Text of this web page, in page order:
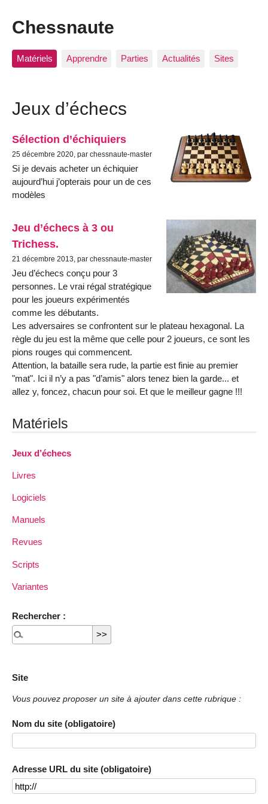
Chessnaute
Matériels Apprendre Parties Actualités Sites
Jeux d’échecs
Sélection d’échiquiers
25 décembre 2020, par chessnaute-master
Si je devais acheter un échiquier
aujourd’hui j’opterais pour un de ces
modèles
Jeu d’échecs à 3 ou
Trichess.
21 décembre 2013, par chessnaute-master
Jeu d’échecs conçu pour 3
personnes. Le vrai régal stratégique
pour les joueurs expérimentés
comme les débutants.
Les adversaires se confrontent sur le plateau hexagonal. La
règle du jeu est la même que celle pour 2 joueurs, ce sont les
pions rouges qui commencent.
Attention, la bataille sera rude, la partie est finie au premier
"mat". Ici il n’y a pas "d’amis" alors tenez bien la garde... et
allez y, foncez, chacun pour soi. Et que le meilleur gagne !!!
Matériels
Jeux d’échecs
Livres
Logiciels
Manuels
Revues
Scripts
Variantes
Rechercher :
Site
Vous pouvez proposer un site à ajouter dans cette rubrique :
Nom du site (obligatoire)
Adresse URL du site (obligatoire)